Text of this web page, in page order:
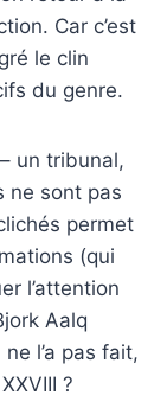
Car c’est
le clin
du genre.
un tribunal,
ne sont pas
permet
(qui
l’attention
Aalq
l’a pas fait,
?